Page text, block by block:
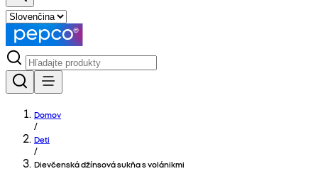
Domov
/
Deti
/
Dievčenská džínsová sukňa s volánikmi